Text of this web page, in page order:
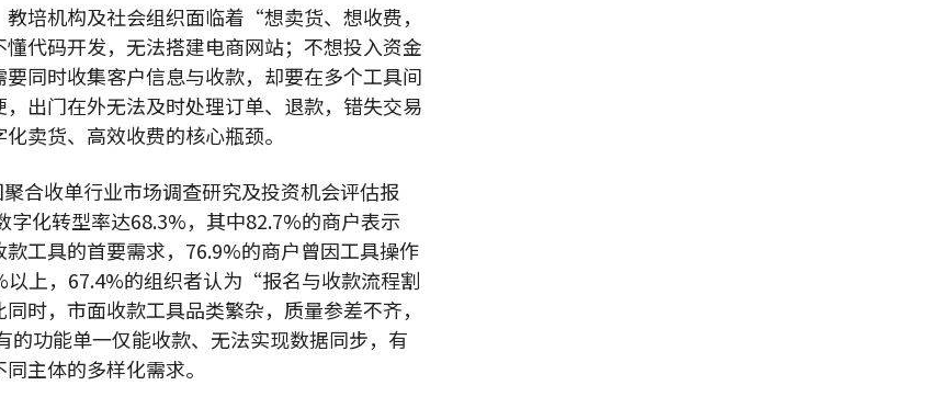
培机构及社会组织面临着“想卖货、想收费，
代码开发，无法搭建电商网站；不想投入资金
同时收集客户信息与收款，却要在多个工具间
出门在外无法及时处理订单、退款，错失交易
卖货、高效收费的核心瓶颈。
合收单行业市场调查研究及投资机会评估报
化转型率达68.3%，其中82.7%的商户表示
工具的首要需求，76.9%的商户曾因工具操作
上，67.4%的组织者认为“报名与收款流程割
时，市面收款工具品类繁杂，质量参差不齐，
的功能单一仅能收款、无法实现数据同步，有
主体的多样化需求。